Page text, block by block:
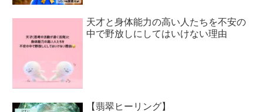
天才と身体能力の高い人たちを不安の
中で野放しにしてはいけない理由
【翡翠ヒーリング】